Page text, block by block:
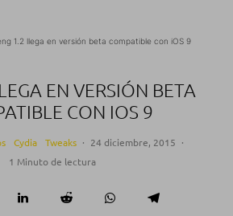
1.2 llega en versión beta compatible con iOS 9
EN VERSIÓN BETA
CON IOS 9
Cydia Tweaks · 24 diciembre, 2015 ·
1 Minuto de lectura